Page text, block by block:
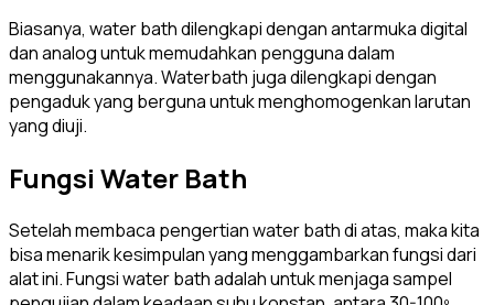
Biasanya, water bath dilengkapi dengan antarmuka digital
dan analog untuk memudahkan pengguna dalam
menggunakannya. Waterbath juga dilengkapi dengan
pengaduk yang berguna untuk menghomogenkan larutan
yang diuji.
Fungsi Water Bath
Setelah membaca pengertian water bath di atas, maka kita
bisa menarik kesimpulan yang menggambarkan fungsi dari
alat ini. Fungsi water bath adalah untuk menjaga sampel